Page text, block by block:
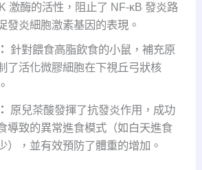
激酶的活性，阻止了 NF-κB 發炎路
發炎細胞激素基因的表現。
針對餵食高脂飲食的小鼠，補充原
了活化微膠細胞在下視丘弓狀核
原兒茶酸發揮了抗發炎作用，成功
導致的異常進食模式（如白天進食
），並有效預防了體重的增加。